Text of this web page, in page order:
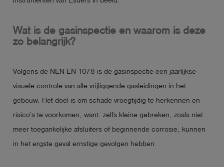
Wat is de gasinspectie en waarom is deze
zo belangrijk?
Volgens de NEN-EN 1078 is de gasinspectie een jaarlijkse
visuele controle van alle vrijliggende gasleidingen in het
gebouw. Het doel is om schade vroegtijdig te herkennen en
risico’s te voorkomen, want: zelfs kleine gebreken, zoals niet
meer toegankelijke afsluiters of beginnende corrosie, kunnen
in het ergste geval ernstige gevolgen hebben.